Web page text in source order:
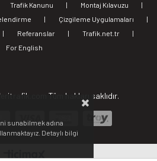
Trafik Kanunu | Montaj Kılavuzu
|
| Çizgileme Uygulamaları
|
| Referanslar | Trafik.net.tr
|
For English
Tüm hakları saklıdır.
sunabilmek adına
Detaylı bilgi